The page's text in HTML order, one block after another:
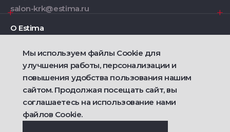
salon-krk@estima.ru
О Estima
Дизайнерам
Фирменные салоны
2021 — 2026 © Estima
Политика конфиденциальности
Мы используем файлы Cookie для
улучшения работы, персонализации и
повышения удобства пользования нашим
сайтом. Продолжая посещать сайт, вы
соглашаетесь на использование нами
файлов Cookie.